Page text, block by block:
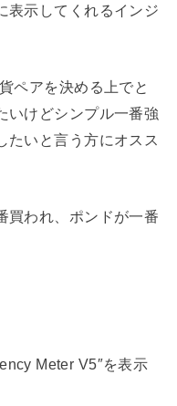
表示してくれるインジ
ペアを決める上でと
いけどシンプル一番強
たいと言う方にオスス
買われ、ポンドが一番
Meter V5″を表示